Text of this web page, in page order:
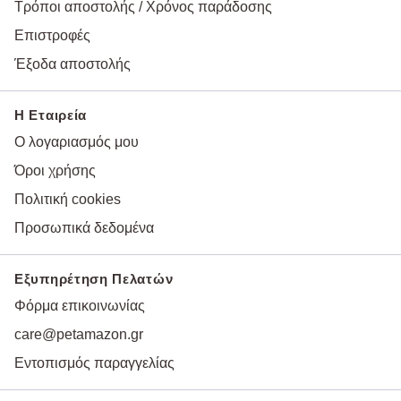
Τρόποι αποστολής / Χρόνος παράδοσης
Επιστροφές
Έξοδα αποστολής
Η Εταιρεία
Ο λογαριασμός μου
Όροι χρήσης
Πολιτική cookies
Προσωπικά δεδομένα
Εξυπηρέτηση Πελατών
Φόρμα επικοινωνίας
care@petamazon.gr
Εντοπισμός παραγγελίας